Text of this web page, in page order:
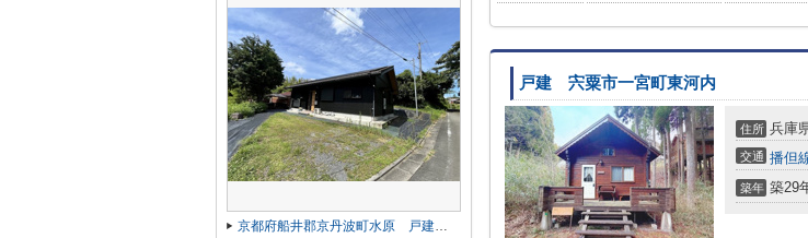
戸建 宍粟市一宮町東河内
住所 兵庫
交通 播但
築年 築29
京都府船井郡京丹波町水原 戸建て